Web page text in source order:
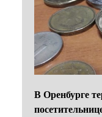
В Оренбурге